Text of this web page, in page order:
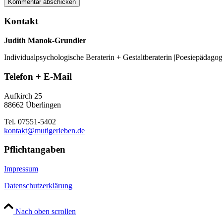
Kontakt
Judith Manok-Grundler
Individualpsychologische Beraterin + Gestaltberaterin
Telefon + E-Mail
Aufkirch 25
88662 Überlingen
Tel. 07551-5402
kontakt@mutigerleben.de
Pflichtangaben
Impressum
Datenschutzerklärung
Nach oben scrollen